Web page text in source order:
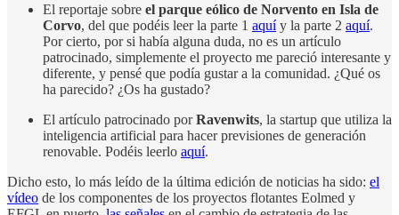
El reportaje sobre el parque eólico de Norvento en Isla de
Corvo, del que podéis leer la parte 1 aquíy la parte 2 aquí.
Por cierto, por si había alguna duda, no es un artículo
patrocinado, simplemente el proyecto me pareció interesante y
diferente, y pensé que podía gustar a la comunidad. ¿Qué os
ha parecido? ¿Os ha gustado?
El artículo patrocinado porRavenwits, la startup que utiliza la
inteligencia artificial para hacer previsiones de generación
renovable. Podéis leerlo aquí.
Dicho esto, lo más leído de la última edición de noticias ha sido: el
vídeo de los componentes de los proyectos flotantes Eolmed y